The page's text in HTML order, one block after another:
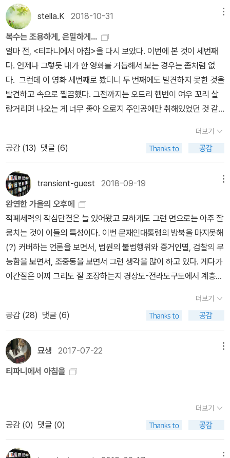
졌다니. 영화에서는 오드리 헵번이 홀리를 연기했지만 소설 속 홀리
는 오드리 헵번과는 약간 이미지가 다르다. 내 상상 속 홀리는 좀더 야
생마 느낌이다.【여자는 혼자가 아니었다. 뒤에 따라오는 한 남자가 있
었다. 여자의 엉덩이를 움켜쥔 통통한 손은 약간 부적절해 보였다. 도
덕적인 면이 아니라, 미적인 면에서. 그는 키가 작고 몸통이 거대했으
며 햇볕에 탔고 포마드를 발랐다. 몸을 감싼 핀스트라이프 정장 옷깃
에 꽃은 카네이션은 시들시들했다.】홀리의 엉덩이에 어떤 남자가 손
을 얹는 것을 보고서 도덕적인 면이 아니라 미적인 면에서 부적절해
리를 여자로 좋아하는 것 같지는 않은데, 홀리를 보지 못하는 나날 동
디까지인지 가늠이 되질 않는다.【하루하루 지나면서는 그녀에게 어떤
얼토당토않은 분개심까지 느꼈다. 절친한 친구에게 무시당하는 기분
이었다. 심란한 외로움이 내 삶에 들어왔지만 더 오래 알고 지낸 친구
들에 대한 갈망으로 이어지지는 않았다. 이제 그들은 소금도 없고, 설
탕도 치지 않은 음식처럼 맹맹하게 느껴졌다. 수요일쯤 되자 홀리에
대한 생각, 싱싱 교도소와 샐리 토마토, 화장실 갔다 오라고 남자들이
50달러를 찔러주는 세계에 대한 생각이 계속 달라붙어 일을 할 수가
없을 지경이었다.】소설을 읽다가 또 빵 터진 부분이 있다. 주인공
‘나’의 직업은 소설가인데 이제 막 잡지에 소설을 싣기 시작한 단계다.
홀리는 헐리우드에서 스타 대리인으로 일하는 오제이 버먼과도 인연
이는 ‘길을 잘못 들었다’면서 ‘흑인과 아이들 이야기라니, 그걸 누가
좋아하겠느냐’고 평한다. 홀리 역시 이렇게 덧붙인다.【'뭐, 나도 그 사
람 생각이랑 같아요. 그 소설 두 번 읽어봤는데. 짜증 나는 애들이랑
다른 방>이 떠올라서 피식 웃음을 터트렸다. ''짜증 나는 애들'은 조엘
과 아이다벨, '흑인'은 미주리 피버, 게다가 '떨리는 이파리'까지.(그 소
설에는 자연 묘사가 엄청 많이 나온다.) 커포티가 자신의 전작을 의식
하고 쓴 것인지 아닌지는 모르겠으나 나는 이래서 주인공의 직업이
stella.K 2018-10-31
복수는 조용하게, 은밀하게...
얼마 전, <티파니에서 아침>을 다시 보았다. 이번에 본 것이 세번째
다. 언제나 그렇듯 내가 한 영화를 거듭해서 보는 경우는 좀처럼 없
다. 그런데 이 영화 세번째로 봤더니 두 번째에도 발견하지 못한 것을
발견하고 속으로 찔끔했다. 그전까지는 오드리 헵번이 여우 꼬리 살
랑거리며 나오는 게 너무 좋아 오로지 주인공에만 취해있었던 것 같
마나 사랑스러운지, 영화속에서 얼마나 빛나보이던지. 그것은 오프닝
씬에서부터 강력하게 사로잡는다. 검정 이브닝 드레스를 입은 그녀
가 한 손엔 커피를, 한 손엔 도넛을 들고 귀금속 상점인 티파니를 배회
하는 장면이란...! 난 바로 이 첫 장면에서부터 사로잡혀 영화속 홀리
로 분한 오드리 헵번이 맡은 역할이 뭔지, 그녀의 상대역인 폴은 어떤
캐릭터인지 알지 못했던 것이다. 폴 역을 맡은 젊은 날의 조지 페퍼드
는 또 오죽 잘 생겼던가. 브레드 피트가 있기 한 세대 전에 이 배우
가 있었다는 걸 아는 사람이 얼마나 될까? 사실 이 남녀 주인공의 캐
릭터가 그다지 좋은 건 아니다. 특별히 부각을 안 시켜서일뿐이지, 홀
리는 고급 창녀고, 폴은 촉망 받는 소설가라고는 하나 후원자가 있
다. 말이 좋아 후원자지 어느 돈 많은 귀부인과 내연의 관계다. 글쎄,
서양에서는 에게 아무렇지도 않을지 모르지만 동양의 정서에선 쉽게
이해될 것은 아니다. 더구나 이 영화의 제작년도는 1961년도 고, 내
쉽게 용납이 안 된다. 그런데도 난 그걸 아버지와 함께 TV '주말의 명
화'를 통해 봤다는 것이다. 그때 나는 관심이 책에서 영화로 옮겨가
는 중이었거나 아니면 영화로 확장되는 그 경계 어디쯤에 있었는지도
안 리가 나왔던 <바람과 함께 사라지다>를 봤을 것이다. 그리고 거의
충동적으로 거짓말 좀 보태 사전만한 두께 두 권짜리를 냉큼 사다가
보기 시작했고 그것을 읽느라 고생 깨나했다. 덕분에 그때까지 잘 알
지 못했던 미국 흑인 노예의 역사에 대해 흥미가 생겼으니 나름 뿌듯
더보기
공감 (13) 댓글 (6)
transient-guest 2018-09-19
완연한 가을의 오후에
적폐세력의 작심단결은 늘 있어왔고 묘하게도 그런 면으로는 아주 잘
뭉치는 것이 이들의 특성이다. 이번 문재인대통령의 방북을 마지못해
(?) 커버하는 언론을 보면서, 법원의 불법행위와 증거인멸, 검찰의 무
능함을 보면서, 조중동을 보면서 그런 생각을 많이 하고 있다. 게다가
이간질은 어찌 그리도 잘 조장하는지 경상도-전라도구도에서 계층
문제를 뒤집어쓴 것 같다. 물론 이런 문제가 아예 없던 것이 아니라서
몽땅 도맷금으로 넘기는 건 무리가 있지만, 주옥순 같은 사람들이 갑
자기 gender문제에 뛰어든 걸 보면 확실히 그들의 방향성은 보이는
것 같다. 이런 개싸움의 와중에서 대의도 명분도 순수한 열정도 마구
뒤섞여 피아를 식별하지 못하고 엉망이 되어버리는 결과 한국은 다음
총선과 대선에서 또다시 '그때 그 사람'들의 손을 들어주게 될지도 모
책임이고 그들이 겪어야할 수난이 될 것이다. 머리가 안 되면 몸이 괴
롭다고, 그렇게 해서라도 배워야 하는 것이 사람의 운명이 아닌가 싶
의 어두움과 함께 인류종에게 영감의 원천이고 신앙과 신화의 대상이
더보기
공감 (28) 댓글 (6)
묘생 2017-07-22
티파니에서 아침을
더보기
공감 (0) 댓글 (0)